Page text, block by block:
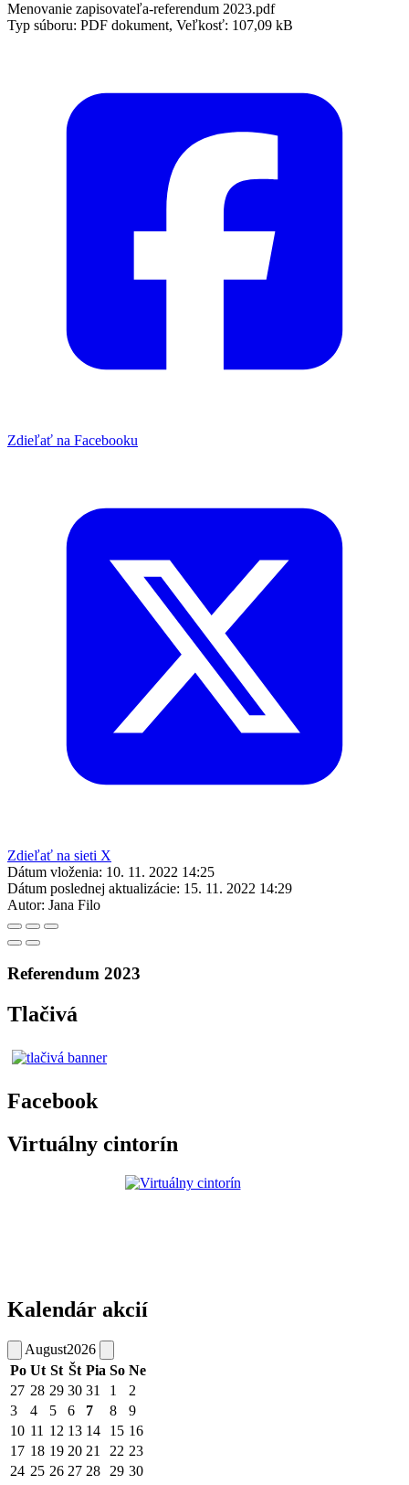
Menovanie zapisovateľa-referendum 2023.pdf
Typ súboru: PDF dokument, Veľkosť: 107,09 kB
Zdieľať na Facebooku
Zdieľať na sieti X
Dátum vloženia: 10. 11. 2022 14:25
Dátum poslednej aktualizácie: 15. 11. 2022 14:29
Autor: Jana Filo
Referendum 2023
Tlačivá
Facebook
Virtuálny cintorín
Kalendár akcií
August2026
Po Ut St Št Pia So Ne
27 28 29 30 31 1
2
3
4 5 6 7 8
9
10 11 12 13 14 15 16
17 18 19 20 21 22 23
24 25 26 27 28 29 30